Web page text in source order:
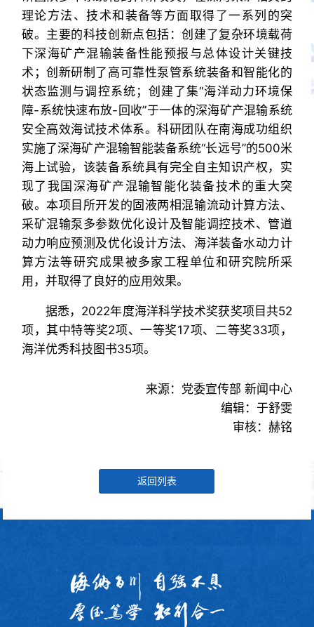
理论方法、技术和装备等方面取得了一系列的突
破。主要的科技创新点包括：创建了复杂环境载荷
下深海矿产混输装备性能预报与总体设计关键技
术；创新研制了高可靠性泵管系统装备和智能化的
状态监测与调控系统；创建了集“海洋动力环境保
障-系统快速布放-回收”于一体的深海矿产混输系统
安全高效海试技术体系。科研团队在南海成功组织
实施了深海矿产混输智能装备系统“长远号”的500米
海上试验，该装备系统具有完全自主知识产权，实
现了我国深海矿产混输智能化装备技术的重大突
破。本项目所开发的固液两相混输流动计算方法、
采矿混输泵多参数优化设计及智能调控技术、管道
动力响应预测及优化设计方法、海洋装备水动力计
算方法等研究成果被多家工程单位和研究院所采
用，并取得了良好的应用效果。
据悉，2022年度海洋科学技术奖获奖项目共52
项，其中特等奖2项、一等奖17项、二等奖33项，
海洋优秀科技图书35项。
来源：党委宣传部 新闻中心
编辑：于舒雯
审核：赫铭
返回列表